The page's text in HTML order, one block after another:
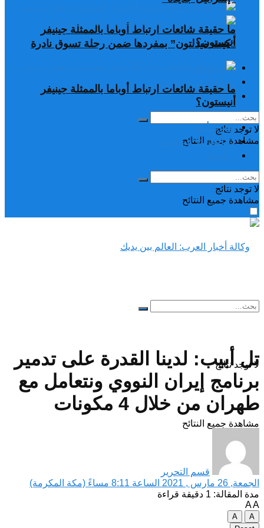
ما حقيقة شائعات ارتباط أوباما بالممثلة جينيفر
أنيستون؟
تغريدات
دراسات وبحوث
رياضة
لا توجد نتائج
مشاهدة جميع النتائح
“كيت ميدلتون” بمفردها ضمن رحلة تسوق نادرة
ما حقيقة شائعات ارتباط أوباما بالممثلة جينيفر
أنيستون؟
تغريدات
دراسات وبحوث
لا توجد نتائج
مشاهدة جميع النتائح
لا توجد نتائج
مشاهدة جميع النتائح
تل أبيب: لدينا القدرة على تدمير
برنامج إيران النووي ونتعامل مع
طهران من خلال 4 مكونات
قسم التحرير
الجمعة, 26 مارس , 2021 الساعة 8:11 مساءً (مكة المكرمة)
مدة المقالة: 1 دقيقة قراءة
AA
A
A